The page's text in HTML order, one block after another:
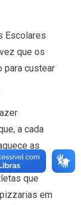
Escolares
que os
para custear
a cada
as
novos
que
em